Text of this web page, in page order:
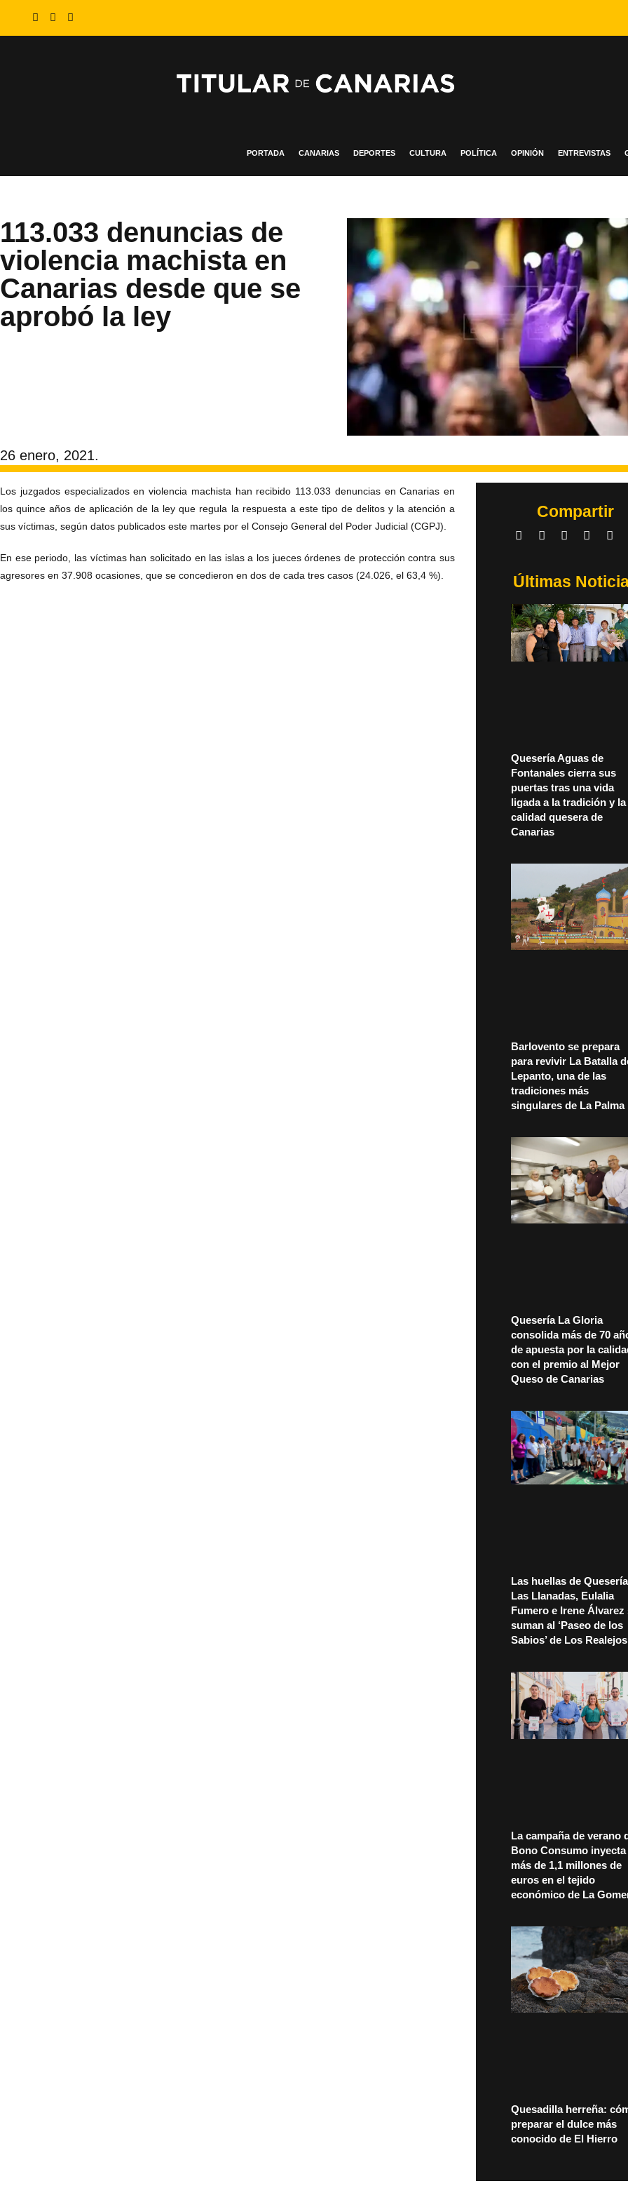
PORTADA CANARIAS DEPORTES CULTURA POLÍTICA OPINIÓN ENTREVISTAS
113.033 denuncias de
violencia machista en
Canarias desde que se
aprobó la ley
26 enero, 2021.
Los juzgados especializados en violencia machista han recibido 113.033 denuncias en Canarias en
los quince años de aplicación de la ley que regula la respuesta a este tipo de delitos y la atención a
sus víctimas, según datos publicados este martes por el Consejo General del Poder Judicial (CGPJ).
En ese periodo, las víctimas han solicitado en las islas a los jueces órdenes de protección contra sus
agresores en 37.908 ocasiones, que se concedieron en dos de cada tres casos (24.026, el 63,4 %).
Compartir
Últimas
Quesería Aguas de
Fontanales cierra sus
puertas tras una vida
ligada a la tradición y la
calidad quesera de
Canarias
Barlovento se prepara
para revivir La Batalla
Lepanto, una de las
tradiciones más
singulares de La Palma
Quesería La Gloria
consolida más de 70
de apuesta por la
con el premio al Mejor
Queso de Canarias
Las huellas de Quesería
Las Llanadas, Eulalia
Fumero e Irene Álvarez
suman al ‘Paseo de los
Sabios’ de Los Realejos
La campaña de verano
Bono Consumo inyecta
más de 1,1 millones de
euros en el tejido
económico de La
Quesadilla herreña:
preparar el dulce más
conocido de El Hierro